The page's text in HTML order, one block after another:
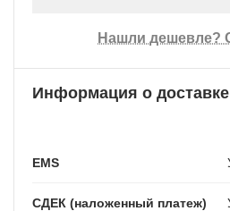
Нашли дешевле?
Информация о доставке
EMS
СДЕК (наложенный платеж)